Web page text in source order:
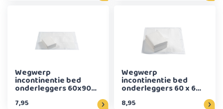
Wegwerp
incontinentie bed
onderleggers 60x90
cm (10 stuks)
7,95
Wegwerp
incontinentie bed
onderleggers 60 x 60
cm (25 stuks)
8,95